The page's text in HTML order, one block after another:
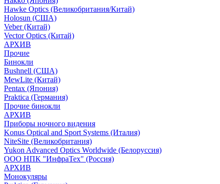
Hawke Optics (Великобритания/Китай)
Holosun (США)
Veber (Китай)
Vector Optics (Китай)
АРХИВ
Прочие
Бинокли
Bushnell (США)
MewLite (Китай)
Pentax (Япония)
Praktica (Германия)
Прочие бинокли
АРХИВ
Приборы ночного видения
Konus Optical and Sport Systems (Италия)
NiteSite (Великобритания)
Yukon Advanced Optics Worldwide (Белоруссия)
ООО НПК "ИнфраТех" (Россия)
АРХИВ
Монокуляры